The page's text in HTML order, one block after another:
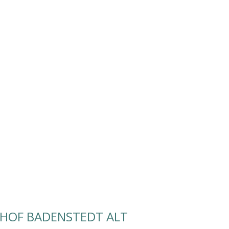
BADENSTEDT ALT